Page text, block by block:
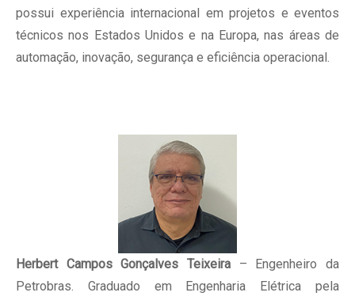
possui experiência internacional em projetos e eventos
técnicos nos Estados Unidos e na Europa, nas áreas de
automação, inovação, segurança e eficiência operacional.
Herbert Campos Gonçalves Teixeira – Engenheiro da
Petrobras. Graduado em Engenharia Elétrica pela